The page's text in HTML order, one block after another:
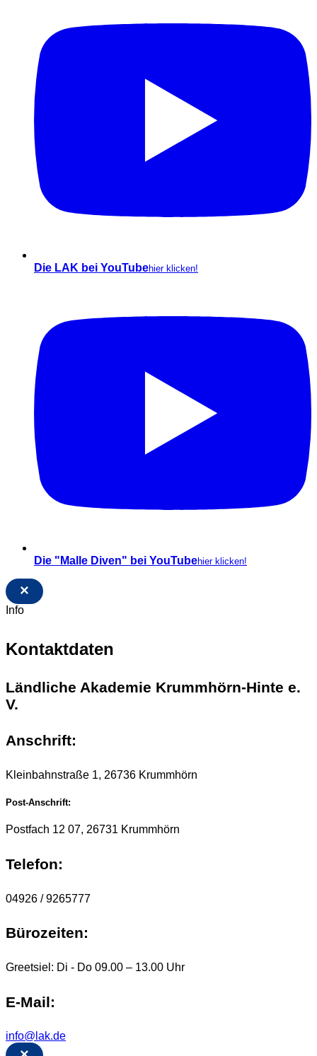
Die LAK bei YouTubehier klicken!
Die "Malle Diven" bei YouTubehier klicken!
×
Info
Kontaktdaten
Ländliche Akademie Krummhörn-Hinte e.
V.
Anschrift:
Kleinbahnstraße 1, 26736 Krummhörn
Post-Anschrift:
Postfach 12 07, 26731 Krummhörn
Telefon:
04926 / 9265777
Bürozeiten:
Greetsiel: Di - Do 09.00 – 13.00 Uhr
E-Mail:
info@lak.de